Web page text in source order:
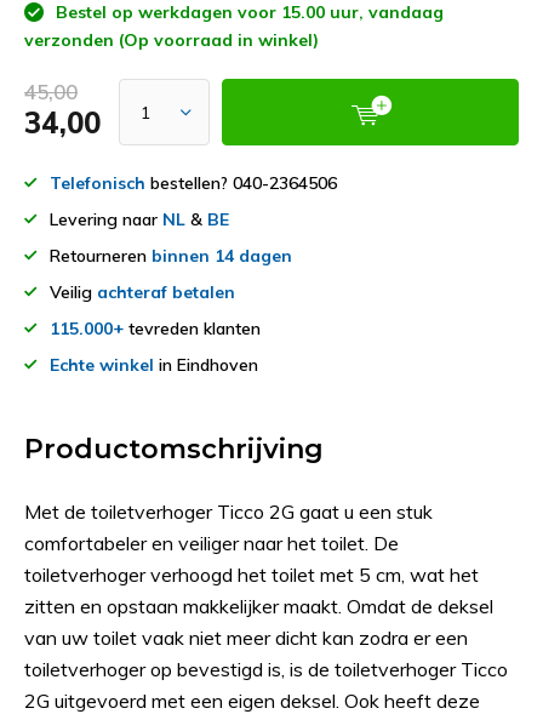
Bestel op werkdagen voor 15.00 uur, vandaag
verzonden (Op voorraad in winkel)
45,00
34,00
Telefonisch bestellen? 040-2364506
Levering naar NL & BE
Retourneren binnen 14 dagen
Veilig achteraf betalen
115.000+ tevreden klanten
Echte winkel in Eindhoven
Productomschrijving
Met de toiletverhoger Ticco 2G gaat u een stuk
comfortabeler en veiliger naar het toilet. De
toiletverhoger verhoogd het toilet met 5 cm, wat het
zitten en opstaan makkelijker maakt. Omdat de deksel
van uw toilet vaak niet meer dicht kan zodra er een
toiletverhoger op bevestigd is, is de toiletverhoger Ticco
2G uitgevoerd met een eigen deksel. Ook heeft deze